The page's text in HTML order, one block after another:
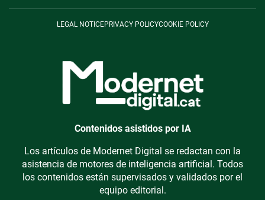
LEGAL NOTICEPRIVACY POLICYCOOKIE POLICY
Contenidos asistidos por IA
Los artículos de Modernet Digital se redactan con la
asistencia de motores de inteligencia artificial. Todos
los contenidos están supervisados y validados por el
equipo editorial.